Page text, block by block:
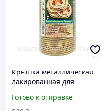
Крышка металлическая
лакированная для
для домашних заготовок
Готово к отправке